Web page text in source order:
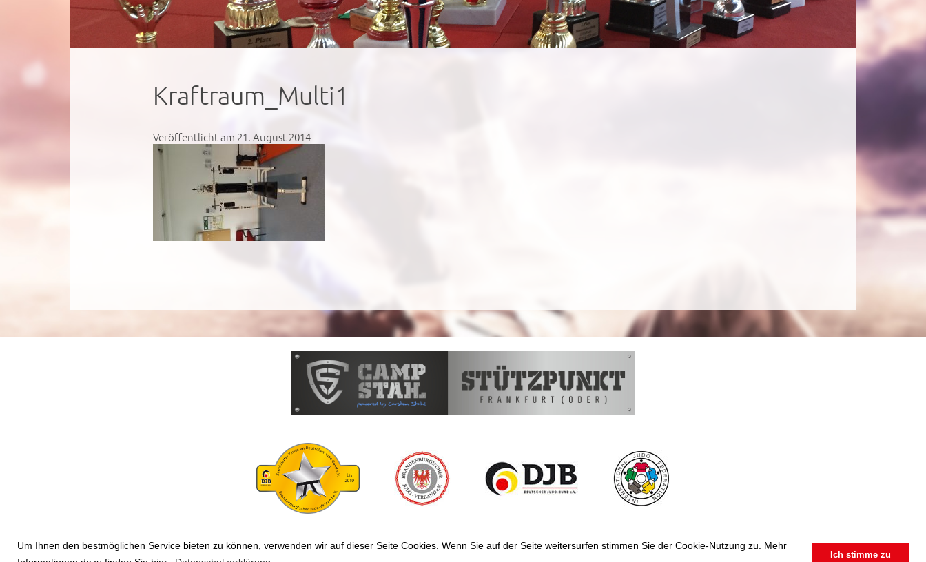
Um Ihnen den bestmöglichen Service bieten zu können, verwenden wir auf dieser Seite Cookies. Wenn Sie auf der Seite weitersurfen stimmen Sie der Cookie-Nutzung zu. Mehr
Ich stimme zu
Kraftraum_Multi1
Veröffentlicht am 21. August 2014